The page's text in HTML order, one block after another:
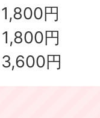
円
円
円